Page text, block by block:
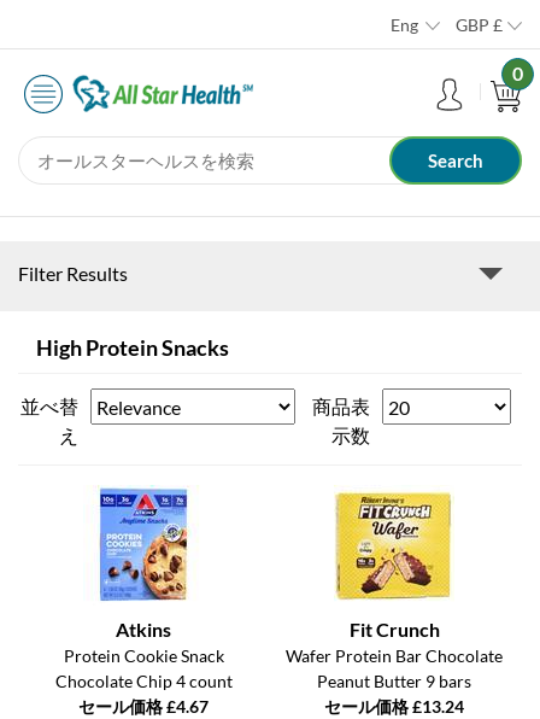
Eng GBP £
0
Filter Results
High Protein Snacks
並べ替
え
商品表
示数
Atkins
Protein Cookie Snack
Chocolate Chip 4 count
セール価格 £4.67
Fit Crunch
Wafer Protein Bar Chocolate
Peanut Butter 9 bars
セール価格 £13.24